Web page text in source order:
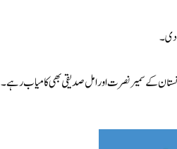
دی۔
کے سمیر نصرت اور امل صدیقی بھی کامیاب رہے۔